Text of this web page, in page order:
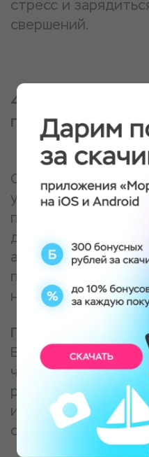
стресс и
свершений.
4.
подарок без
Сомневаетесь в
универсальный
получатель сам
душе: массаж,
аэротрубе. Это
подарка в
невозможно
Где найти
В нашем
что подарить в
рождения,
или просто для
себе и близким!